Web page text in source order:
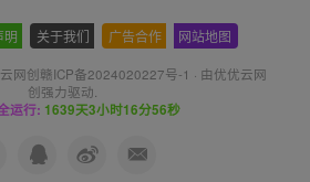
明 关于我们 广告合作 网站地图
网创赣ICP备2024020227号-1 · 由优优云网
创强力驱动.
运行: 1639天3小时16分56秒